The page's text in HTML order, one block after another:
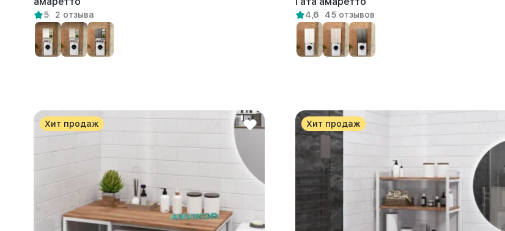
5 2 отзыва 4,6 45 отзывов
Хит продаж Хит продаж